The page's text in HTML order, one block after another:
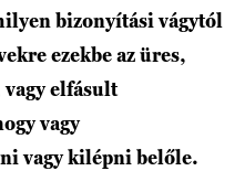
bizonyítási vágytól
ezekbe az üres,
vagy elfásult
vagy
vagy kilépni belőle.